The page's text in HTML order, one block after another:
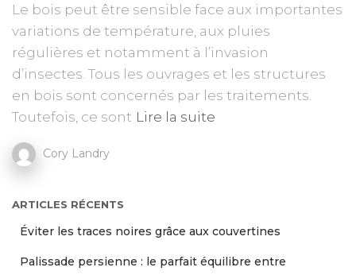
Le bois peut être sensible face aux importantes
variations de température, aux pluies
régulières et notamment à l’invasion
d’insectes. Tous les ouvrages et les structures
en bois sont concernés par les traitements.
Toutefois, ce sont Lire la suite
Cory Landry
ARTICLES RÉCENTS
Éviter les traces noires grâce aux couvertines
Palissade persienne : le parfait équilibre entre